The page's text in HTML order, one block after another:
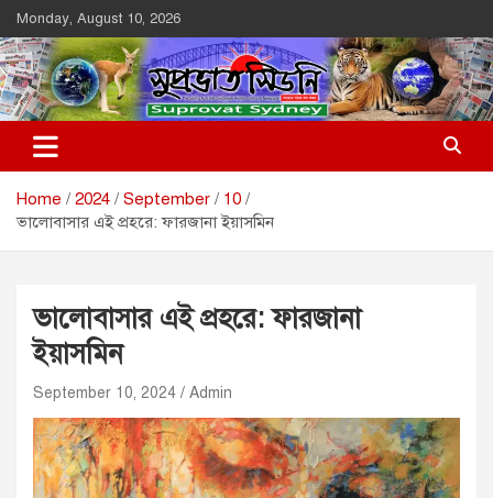
Skip
to
content
Monday, August 10, 2026
Suprovat Sydney
The Leading Bangladesh Community Newspaper In Australia
Home 2024 September
10
ভালোবাসার এই প্রহরে: ফারজানা ইয়াসমিন
ভালোবাসার এই প্রহরে: ফারজানা
ইয়াসমিন
September 10, 2024 Admin